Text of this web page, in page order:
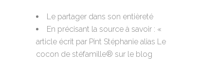
Le partager dans son entièreté
En précisant la source à savoir : «
article écrit par Pint Stéphanie alias Le
cocon de stéfamille® sur le blog